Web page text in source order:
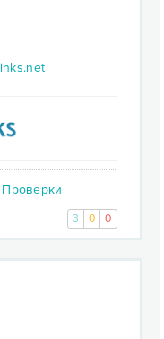
Проверки
3 0 0